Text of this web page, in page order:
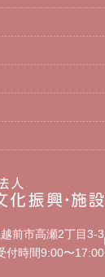
前市高瀬2丁目3-3
時間9:00〜17:00